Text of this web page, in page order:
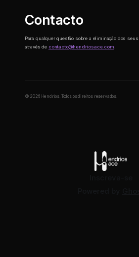
Contacto
Para qualquer questão sobre a eliminação dos
através de contacto@hendriosace.com
© 2026 Hendrios. Todos os direitos reservados.